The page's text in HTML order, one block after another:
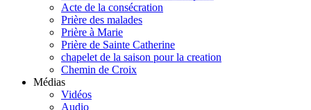
Acte de la consécration
Prière des malades
Prière à Marie
Prière de Sainte Catherine
chapelet de la saison pour la creation
Chemin de Croix
Médias
Vidéos
Audio